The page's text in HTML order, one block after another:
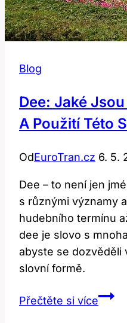
Blog
Dee: Jaké
A Použití Této
OdEuroTran.cz 6. 5.
Dee – to není jen
s různými významy
hudebního termínu
dee je slovo s
abyste se dozvěděli
slovní formě.
Přečtěte si víceDee: